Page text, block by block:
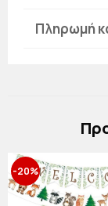
Πληρωμή
-20%